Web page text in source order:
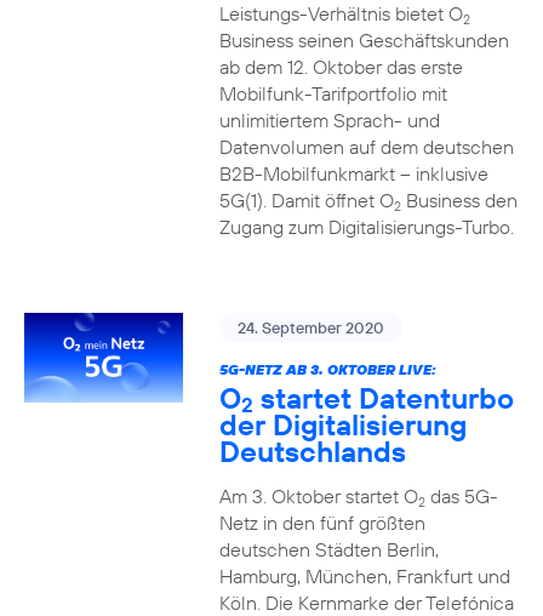
Leistungs-Verhältnis bietet O2
Business seinen Geschäftskunden
ab dem 12. Oktober das erste
Mobilfunk-Tarifportfolio mit
unlimitiertem Sprach- und
Datenvolumen auf dem deutschen
B2B-Mobilfunkmarkt – inklusive
5G(1). Damit öffnet O2Business den
Zugang zum Digitalisierungs-Turbo.
24. September 2020
5G-NETZ AB 3. OKTOBER LIVE:
O2 startet Datenturbo
der Digitalisierung
Deutschlands
Am 3. Oktober startet O2das 5G-
Netz in den fünf größten
deutschen Städten Berlin,
Hamburg, München, Frankfurt und
Köln. Die Kernmarke der Telefónica